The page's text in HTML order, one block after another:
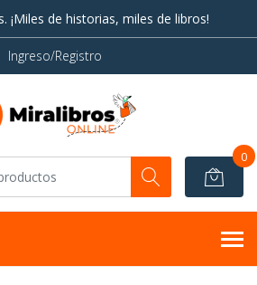
¡Miles de historias, miles de libros!
Ingreso/Registro
0